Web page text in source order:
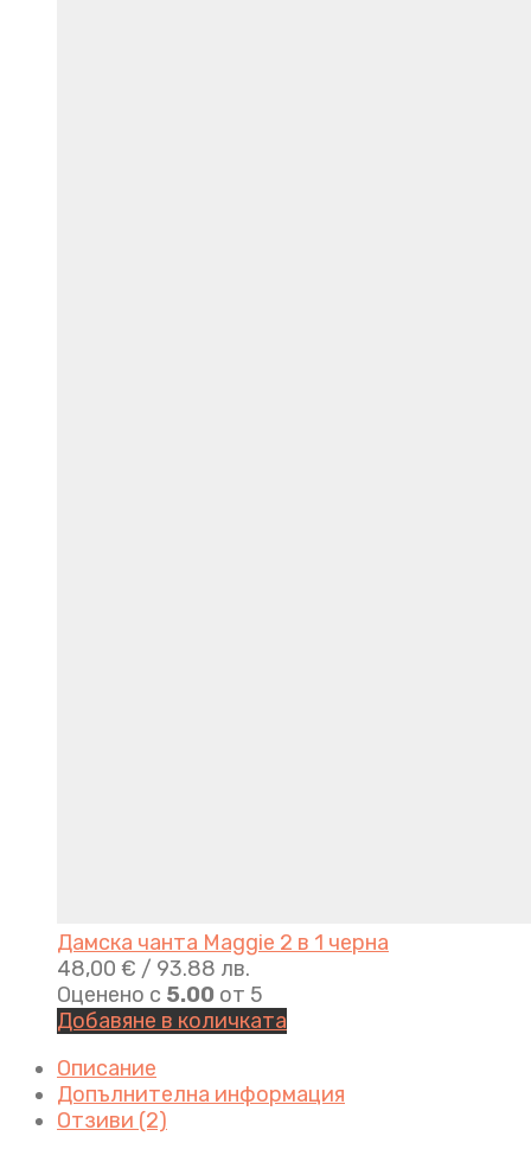
Дамска чанта Maggie 2 в 1 черна
48,00 € / 93.88 лв.
Оценено с 5.00 от 5
Добавяне в количката
Описание
Допълнителна информация
Отзиви (2)